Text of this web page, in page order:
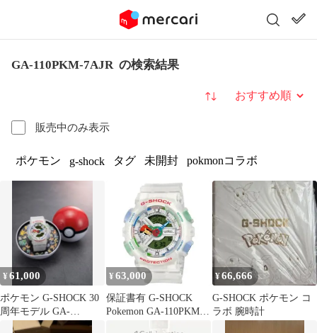
GA-110PKM-7AJR の検索結果
販売中のみ表示
並び替え
ポケモン g-shock タグ 未開封 pokmonコラボ
¥61,000
ポケモン G-SHOCK 30
周年モデル GA-
110PKM-7AJR
¥ 63,000
保証書有 G-SHOCK
Pokemon GA-110PKM-
¥66,666
G-SHOCK ポケモン コ
ラボ 腕時計